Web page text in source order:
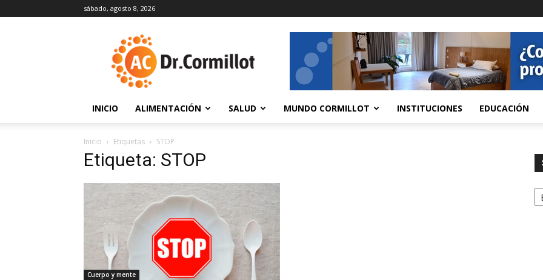
sábado, agosto 8, 2026
INICIO ALIMENTACIÓN SALUD MUNDO CORMILLOT INSTITUCIONES EDUCACIÓN
Inicio Etiquetas STOP
Etiqueta: STOP
Cuerpo y mente